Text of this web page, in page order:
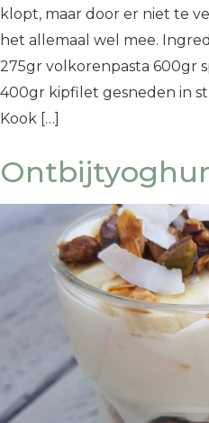
klopt, maar door er niet te
het allemaal wel mee.
275gr volkorenpasta 600gr
400gr kipfilet gesneden in
Kook […]